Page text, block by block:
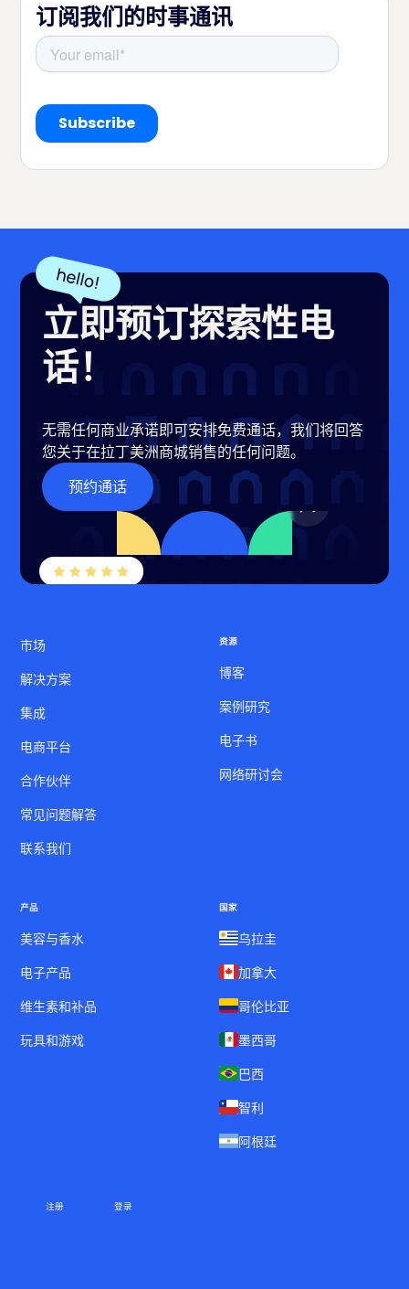
订阅我们的时事通讯
立即预订探索性电
话！
无需任何商业承诺即可安排免费通话，我们将回答
您关于在拉丁美洲商城销售的任何问题。
预约通话
市场
解决方案
集成
电商平台
合作伙伴
常见问题解答
联系我们
资源
博客
案例研究
电子书
网络研讨会
产品
美容与香水
电子产品
维生素和补品
玩具和游戏
国家
乌拉圭
加拿大
哥伦比亚
墨西哥
巴西
智利
阿根廷
注册 登录